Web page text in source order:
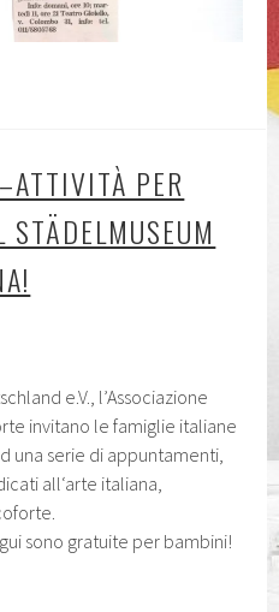
PER
e.V., l’Associazione
invitano le famiglie italiane
una serie di appuntamenti,
all‘arte italiana,
sono gratuite per bambini!